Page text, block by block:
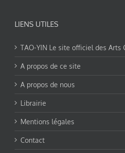
LIENS UTILES
TAO-YIN Le site officiel des Arts
A propos de ce site
A propos de nous
Librairie
Mentions légales
Contact